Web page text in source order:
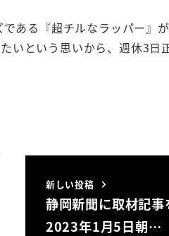
ある『超チルなラッパー』
いという思いから、週休3日
新しい投稿
静岡新聞に取材記
2023年1月5日朝…